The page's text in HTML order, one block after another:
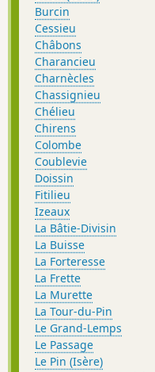
Burcin
Cessieu
Châbons
Charancieu
Charnècles
Chassignieu
Chélieu
Chirens
Colombe
Coublevie
Doissin
Fitilieu
Izeaux
La Bâtie-Divisin
La Buisse
La Forteresse
La Frette
La Murette
La Tour-du-Pin
Le Grand-Lemps
Le Passage
Le Pin (Isère)